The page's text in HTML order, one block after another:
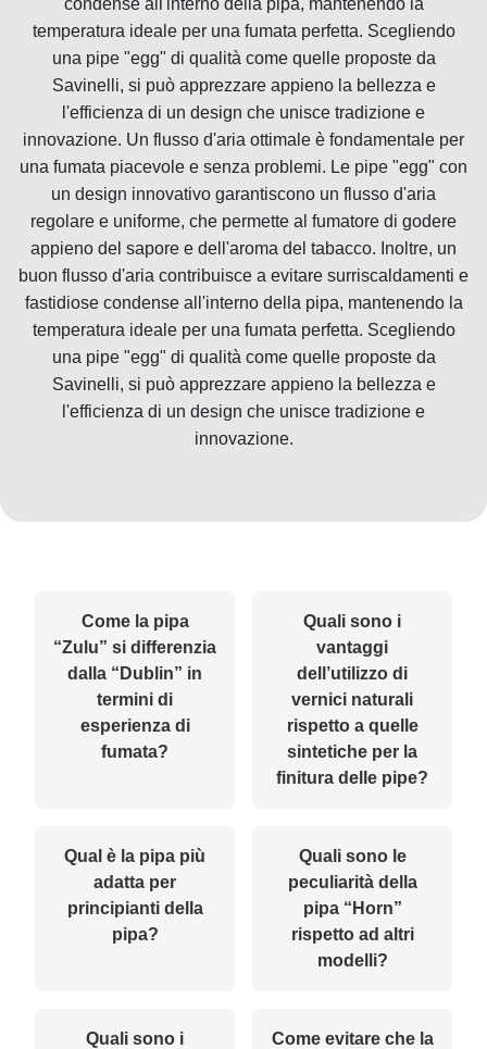
temperatura ideale per una fumata perfetta. Scegliendo
una pipe "egg" di qualità come quelle proposte da
Savinelli, si può apprezzare appieno la bellezza e
l'efficienza di un design che unisce tradizione e
innovazione. Un flusso d'aria ottimale è fondamentale per
una fumata piacevole e senza problemi. Le pipe "egg" con
un design innovativo garantiscono un flusso d'aria
regolare e uniforme, che permette al fumatore di godere
appieno del sapore e dell'aroma del tabacco. Inoltre, un
buon flusso d'aria contribuisce a evitare surriscaldamenti e
fastidiose condense all'interno della pipa, mantenendo la
temperatura ideale per una fumata perfetta. Scegliendo
una pipe "egg" di qualità come quelle proposte da
Savinelli, si può apprezzare appieno la bellezza e
l'efficienza di un design che unisce tradizione e
innovazione.
Come la pipa
“Zulu” si differenzia
dalla “Dublin” in
termini di
esperienza di
fumata?
Quali sono i
vantaggi
dell’utilizzo di
vernici naturali
rispetto a quelle
sintetiche per la
finitura delle pipe?
Qual è la pipa più
adatta per
principianti della
pipa?
Quali sono le
peculiarità della
pipa “Horn”
rispetto ad altri
modelli?
Quali sono i
Come evitare che la